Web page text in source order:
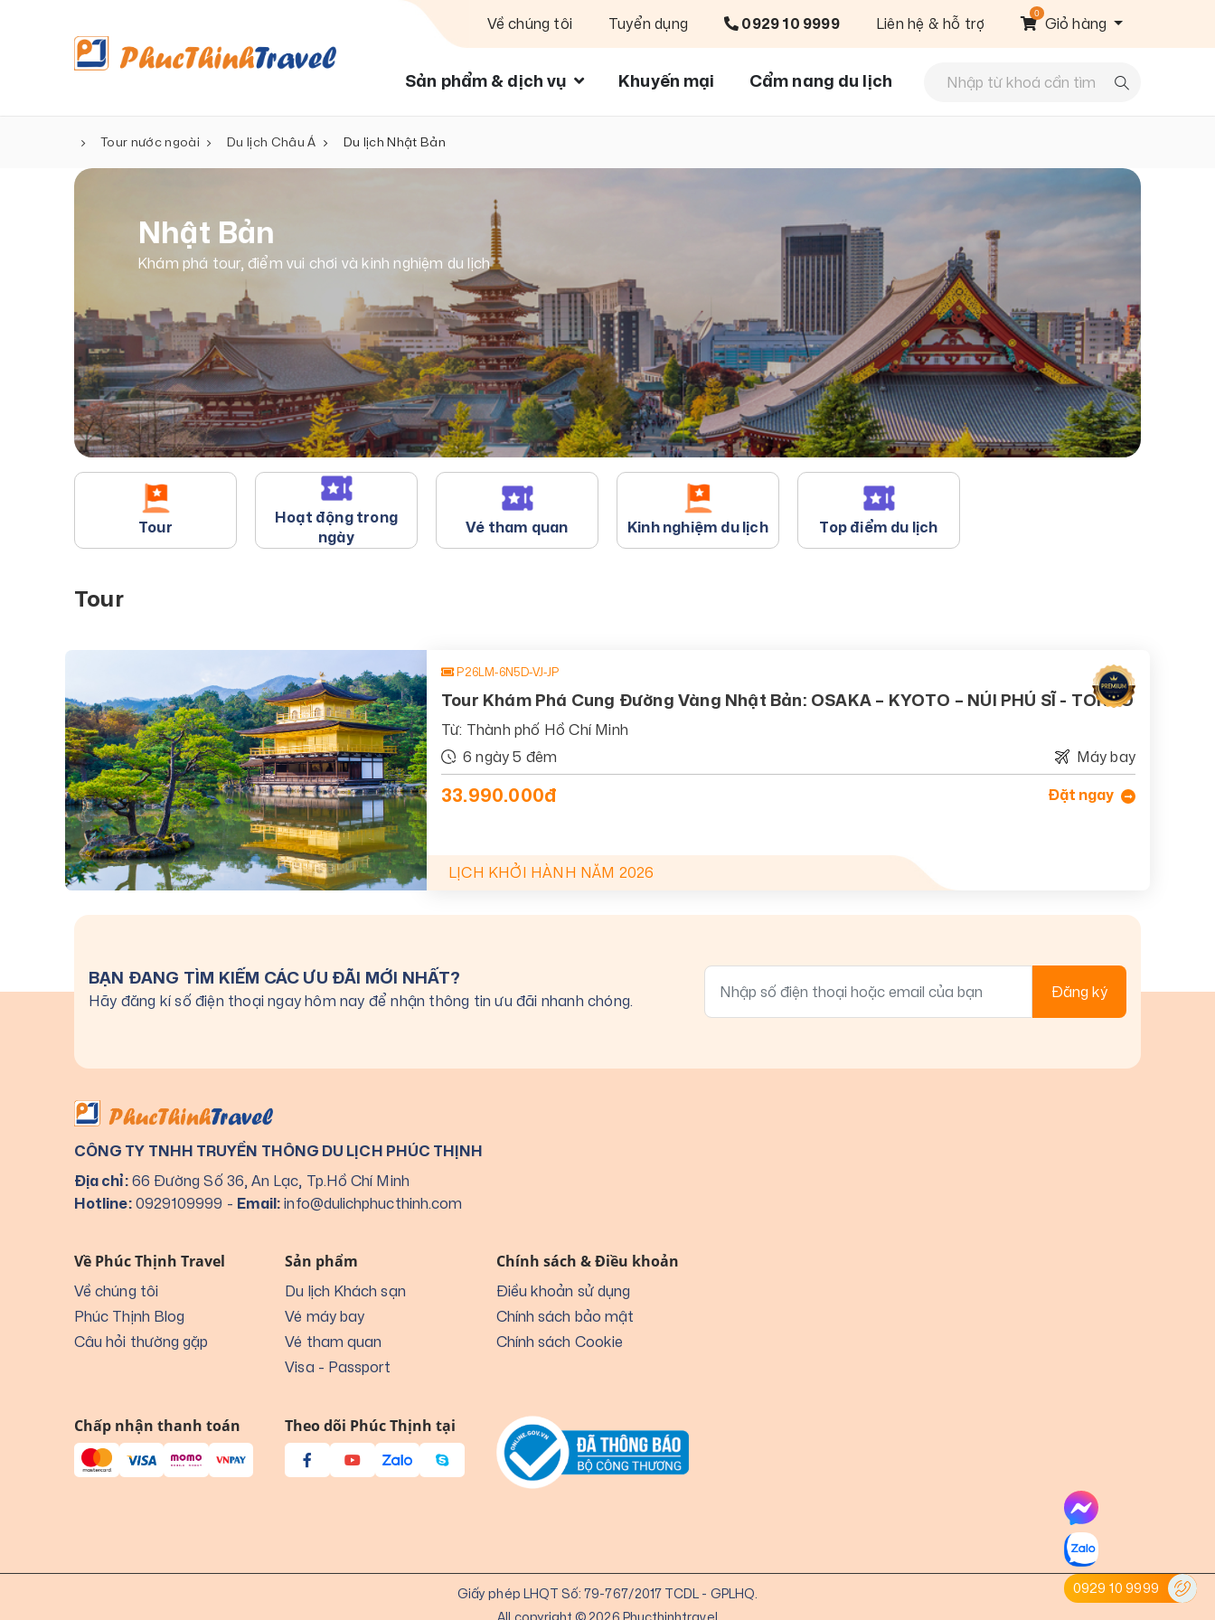
Về chúng tôi Tuyển dụng 0929 10 9999 Liên hệ & hỗ trợ 0 Giỏ hàng
Sản phẩm & dịch vụ Khuyến mại Cẩm nang du lịch
Tour nước ngoài Du lịch Châu Á Du lịch Nhật Bản
Nhật Bản
Khám phá tour, điểm vui chơi và kinh nghiệm du lịch
Tour
Hoạt động trong
ngày
Vé tham quan Kinh nghiệm du lịch Top điểm du lịch
Tour
P26LM-6N5D-VJ-JP
Tour Khám Phá Cung Đường Vàng Nhật Bản: OSAKA – KYOTO – NÚI PHÚ SĨ - TOKYO
Từ: Thành phố Hồ Chí Minh
6 ngày 5 đêm
Máy bay
33.990.000đ Đặt ngay
LỊCH KHỞI HÀNH NĂM 2026
0929 10 9999
BẠN ĐANG TÌM KIẾM CÁC ƯU ĐÃI MỚI NHẤT?
Hãy đăng kí số điện thoại ngay hôm nay để nhận thông tin ưu đãi nhanh chóng. Đăng ký
CÔNG TY TNHH TRUYỀN THÔNG DU LỊCH PHÚC THỊNH
Địa chỉ:66 Đường Số 36, An Lạc, Tp.Hồ Chí Minh
Hotline:0929109999 - Email:info@dulichphucthinh.com
Về Phúc Thịnh Travel
Về chúng tôi
Phúc Thịnh Blog
Câu hỏi thường gặp
Sản phẩm
Du lịch Khách sạn
Vé máy bay
Vé tham quan
Visa - Passport
Chính sách & Điều khoản
Điều khoản sử dụng
Chính sách bảo mật
Chính sách Cookie
Chấp nhận thanh toán Theo dõi Phúc Thịnh tại
Giấy phép LHQT Số: 79-767/2017 TCDL - GPLHQ.